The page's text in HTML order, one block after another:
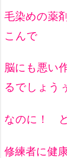
毛染めの薬
こんで
脳にも悪い
るでしょう
なのに！
修練者に健